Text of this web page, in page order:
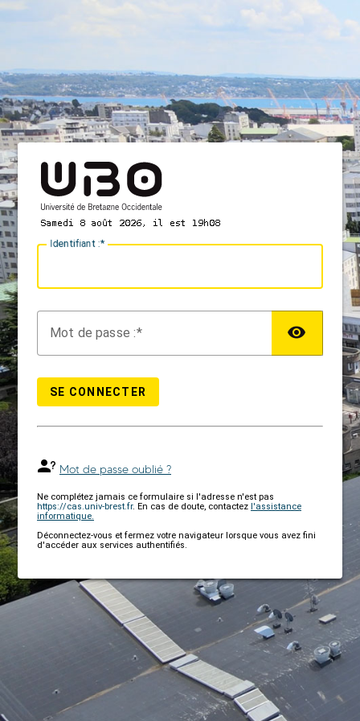
Identifiant :
Mot de passe :
SE CONNECTER
Mot de passe oublié ?
Ne complétez jamais ce formulaire si l'adresse n'est pas
https://cas.univ-brest.fr. En cas de doute, contactez l'assistance
informatique.
Déconnectez-vous et fermez votre navigateur lorsque vous avez fini
d'accéder aux services authentifiés.